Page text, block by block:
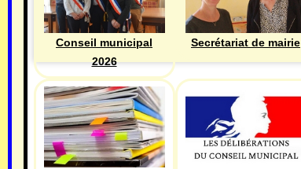
Conseil municipal
2026
Secrétariat de mairie